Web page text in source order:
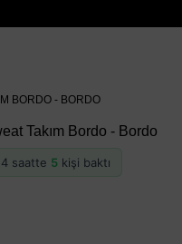
BORDO - BORDO
Takım Bordo - Bordo
saatte 5 kişi baktı